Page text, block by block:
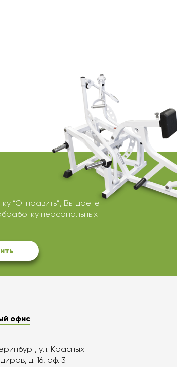
“Отправить”, Вы даете
персональных
офис
ул. Красных
д. 16, оф. 3